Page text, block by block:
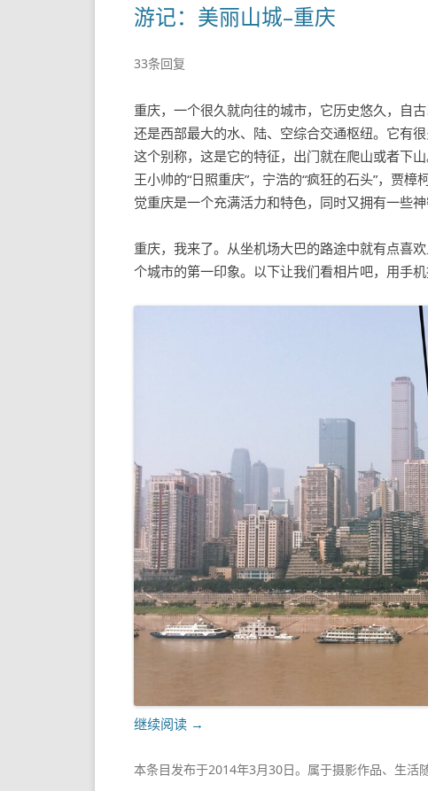
游记：美丽山城–重庆
33条回复
重庆，一个很久就向往的城市，它历史悠久，自
还是西部最大的水、陆、空综合交通枢纽。它有
这个别称，这是它的特征，出门就在爬山或者下
王小帅的“日照重庆”，宁浩的“疯狂的石头”，贾
觉重庆是一个充满活力和特色，同时又拥有一些神
重庆，我来了。从坐机场大巴的路途中就有点喜
个城市的第一印象。以下让我们看相片吧，用手机
继续阅读 →
本条目发布于2014年3月30日。属于摄影作品、 生活